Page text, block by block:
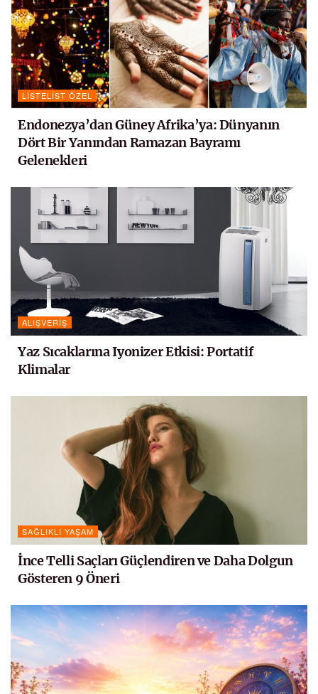
LISTELIST ÖZEL
Endonezya’dan Güney Afrika’ya: Dünyanın
Dört Bir Yanından Ramazan Bayramı
Gelenekleri
ALIŞVERIŞ
Yaz Sıcaklarına Iyonizer Etkisi: Portatif
Klimalar
SAĞLIKLI YAŞAM
İnce Telli Saçları Güçlendiren ve Daha Dolgun
Gösteren 9 Öneri